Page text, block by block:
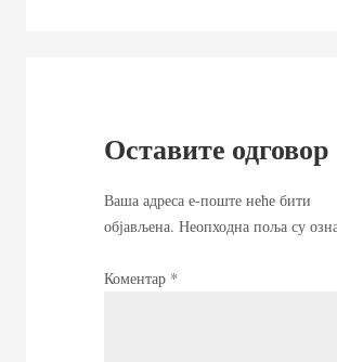
Оставите одговор
Ваша адреса е-поште неће бити
објављена. Неопходна поља су
Коментар *